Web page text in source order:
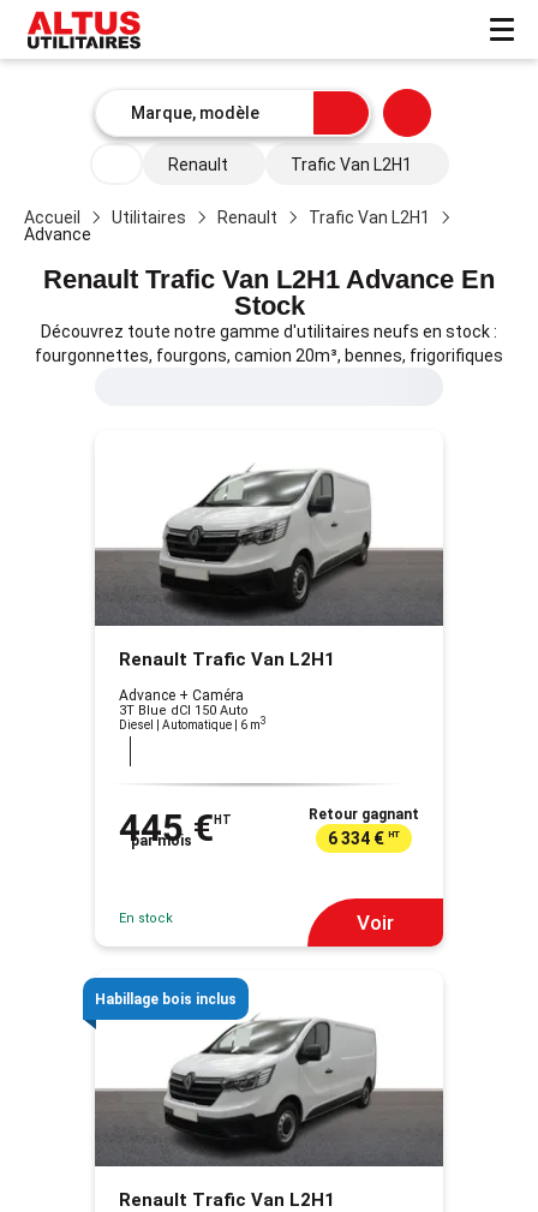
Renault Trafic Van L2H1
Advance
Accueil Utilitaires Renault
Trafic Van L2H1
Advance
Renault Trafic Van L2H1 Advance En
Stock
Découvrez toute notre gamme d'utilitaires neufs en stock :
fourgonnettes, fourgons, camion 20m³, bennes, frigorifiques
Renault Trafic Van L2H1
Advance + Caméra
3T Blue dCI 150 Auto
Diesel | Automatique | 6 m3
445 € HT
par mois
Retour gagnant
6 334 € HT
En stock Voir
Habillage bois inclus
Renault Trafic Van L2H1